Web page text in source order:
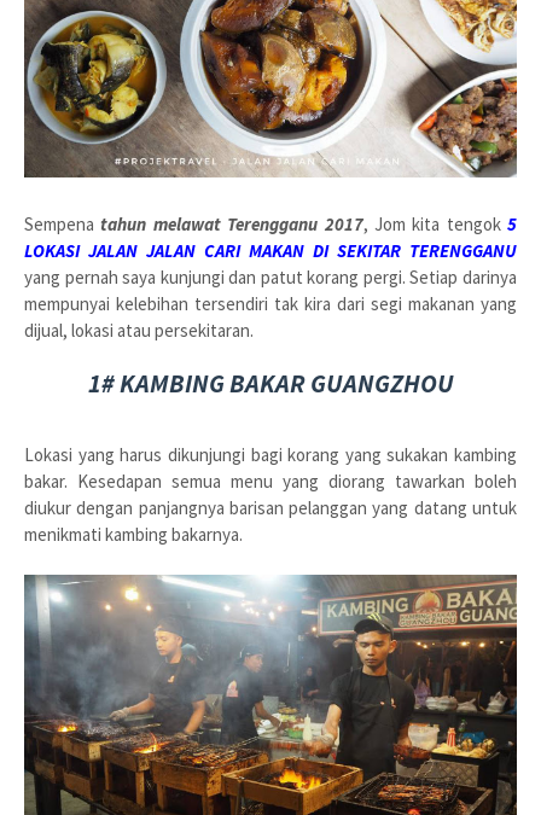
Sempenatahun melawat Terengganu 2017, Jom kita tengok 5
LOKASI JALAN JALAN CARI MAKAN DI SEKITAR TERENGGANU
yang pernah saya kunjungi dan patut korang pergi. Setiap darinya
mempunyai kelebihan tersendiri tak kira dari segi makanan yang
dijual, lokasi atau persekitaran.
1# KAMBING BAKAR GUANGZHOU
Lokasi yang harus dikunjungi bagi korang yang sukakan kambing
bakar. Kesedapan semua menu yang diorang tawarkan boleh
diukur dengan panjangnya barisan pelanggan yang datang untuk
menikmati kambing bakarnya.